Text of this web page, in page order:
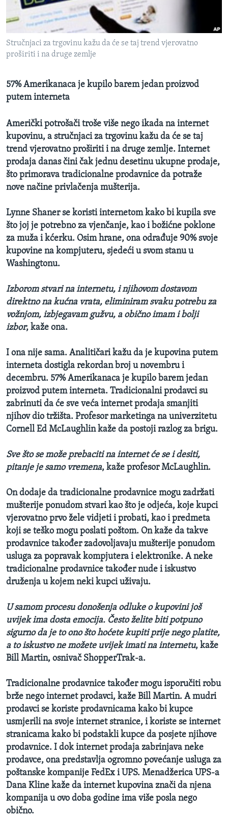
MAGAZIN
O GLASU AMERIKE
Learning English
PRATITE NAS
Jezici
Stručnjaci za trgovinu kažu da će se taj trend vjerovatno
proširiti i na druge zemlje
57% Amerikanaca je kupilo barem jedan proizvod
putem interneta
Američki potrošači troše više nego ikada na internet
kupovinu, a stručnjaci za trgovinu kažu da će se taj
trend vjerovatno proširiti i na druge zemlje. Internet
prodaja danas čini čak jednu desetinu ukupne prodaje,
što primorava tradicionalne prodavnice da potraže
nove načine privlačenja mušterija.
Lynne Shaner se koristi internetom kako bi kupila sve
što joj je potrebno za vjenčanje, kao i božićne poklone
za muža i kćerku. Osim hrane, ona odrađuje 90% svoje
kupovine na kompjuteru, sjedeći u svom stanu u
Washingtonu.
Izborom stvari na internetu, i njihovom dostavom
direktno na kućna vrata, eliminiram svaku potrebu za
vožnjom, izbjegavam gužvu, a obično imam i bolji
izbor, kaže ona.
I ona nije sama. Analitičari kažu da je kupovina putem
interneta dostigla rekordan broj u novembru i
decembru. 57% Amerikanaca je kupilo barem jedan
proizvod putem interneta. Tradicionalni prodavci su
zabrinuti da će sve veća internet prodaja smanjiti
njihov dio tržišta. Profesor marketinga na univerzitetu
Cornell Ed McLaughlin kaže da postoji razlog za brigu.
Sve što se može prebaciti na internet će se i desiti,
pitanje je samo vremena, kaže profesor McLaughlin.
On dodaje da tradicionalne prodavnice mogu zadržati
mušterije ponudom stvari kao što je odjeća, koje kupci
vjerovatno prvo žele vidjeti i probati, kao i predmeta
koji se teško mogu poslati poštom. On kaže da takve
prodavnice također zadovoljavaju mušterije ponudom
usluga za popravak kompjutera i elektronike. A neke
tradicionalne prodavnice također nude i iskustvo
druženja u kojem neki kupci uživaju.
U samom procesu donošenja odluke o kupovini još
uvijek ima dosta emocija. Često želite biti potpuno
sigurno da je to ono što hoćete kupiti prije nego platite,
a to iskustvo ne možete uvijek imati na internetu, kaže
Bill Martin, osnivač ShopperTrak-a.
Tradicionalne prodavnice također mogu isporučiti robu
brže nego internet prodavci, kaže Bill Martin. A mudri
prodavci se koriste prodavnicama kako bi kupce
usmjerili na svoje internet stranice, i koriste se internet
stranicama kako bi podstakli kupce da posjete njihove
prodavnice. I dok internet prodaja zabrinjava neke
prodavce, ona predstavlja ogromno povećanje usluga za
poštanske kompanije FedEx i UPS. Menadžerica UPS-a
Dana Kline kaže da internet kupovina znači da njena
kompanija u ovo doba godine ima više posla nego
obično.